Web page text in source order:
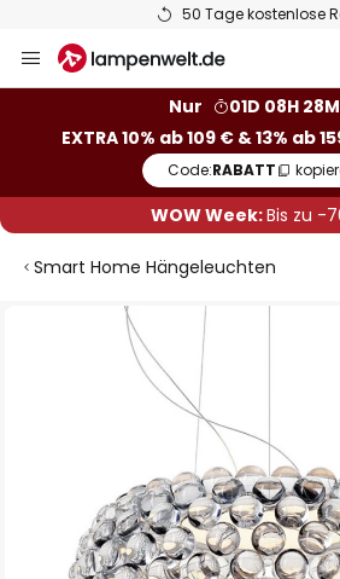
50 Tage kostenlose
Inhalt
Nur
01D 08H 28M
EXTRA 10% ab 109 € & 13% ab
Code:RABATT
WOW Week:Bis zu -
Smart Home Hängeleuchten